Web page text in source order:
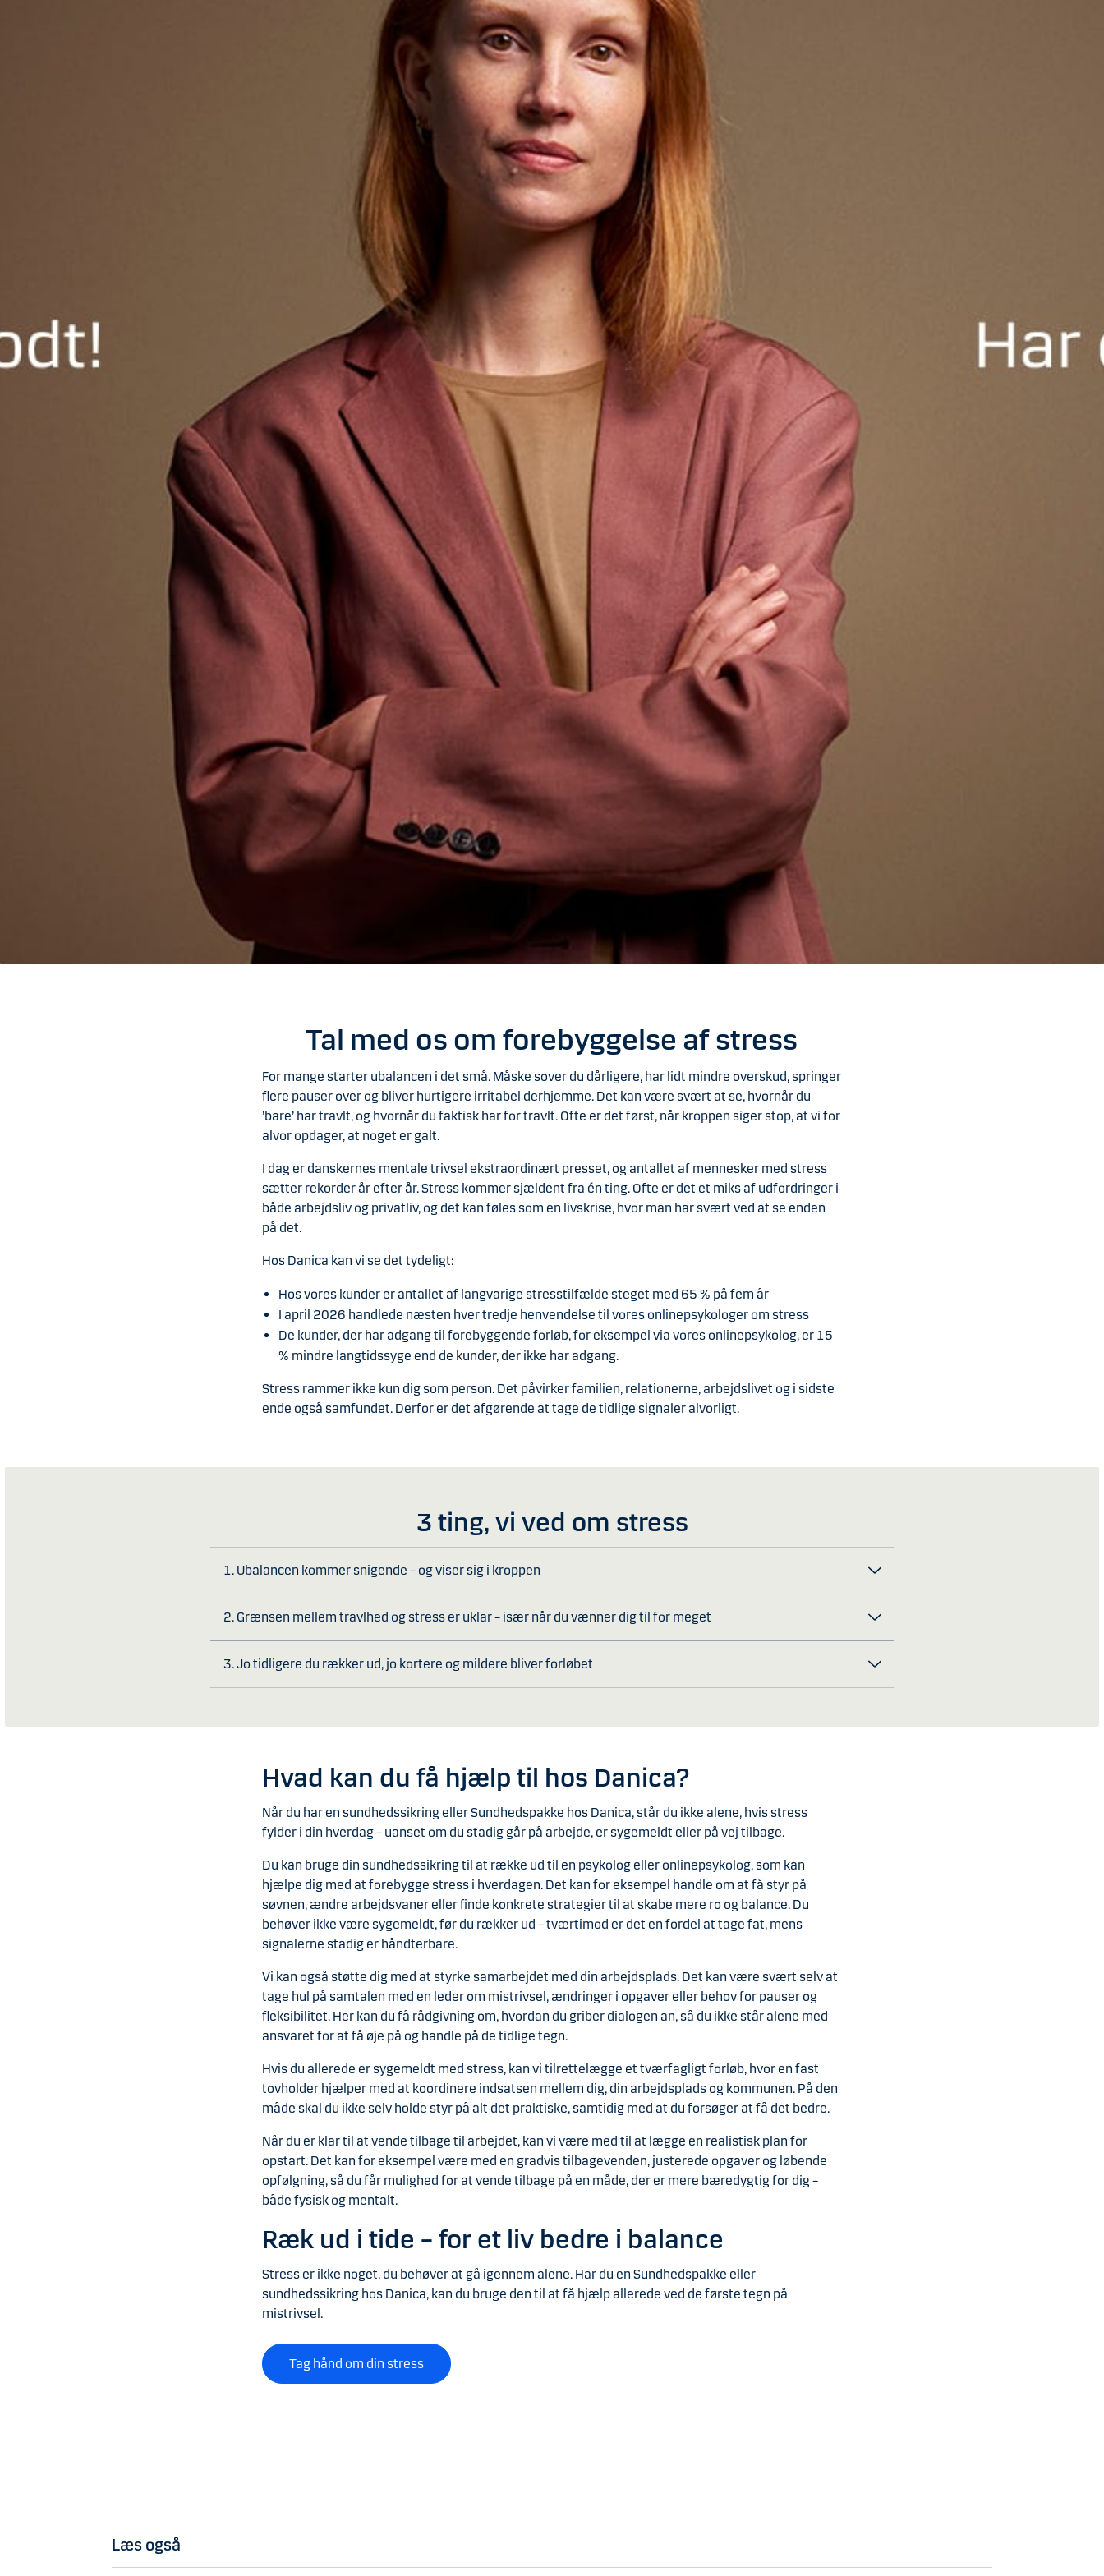
Tal med os om forebyggelse af stress
For mange starter ubalancen i det små. Måske sover du dårligere, har lidt mindre overskud, springer
flere pauser over og bliver hurtigere irritabel derhjemme. Det kan være svært at se, hvornår du
’bare’ har travlt, og hvornår du faktisk har for travlt. Ofte er det først, når kroppen siger stop, at vi for
alvor opdager, at noget er galt.
I dag er danskernes mentale trivsel ekstraordinært presset, og antallet af mennesker med stress
sætter rekorder år efter år. Stress kommer sjældent fra én ting. Ofte er det et miks af udfordringer i
både arbejdsliv og privatliv, og det kan føles som en livskrise, hvor man har svært ved at se enden
på det.
Hos Danica kan vi se det tydeligt:
Hos vores kunder er antallet af langvarige stresstilfælde steget med 65 % på fem år
I april 2026 handlede næsten hver tredje henvendelse til vores onlinepsykologer om stress
De kunder, der har adgang til forebyggende forløb, for eksempel via vores onlinepsykolog, er 15
% mindre langtidssyge end de kunder, der ikke har adgang.
Stress rammer ikke kun dig som person. Det påvirker familien, relationerne, arbejdslivet og i sidste
ende også samfundet. Derfor er det afgørende at tage de tidlige signaler alvorligt.
3 ting, vi ved om stress
1. Ubalancen kommer snigende – og viser sig i kroppen
2. Grænsen mellem travlhed og stress er uklar – især når du vænner dig til for meget
3. Jo tidligere du rækker ud, jo kortere og mildere bliver forløbet
Hvad kan du få hjælp til hos Danica?
Når du har en sundhedssikring eller Sundhedspakke hos Danica, står du ikke alene, hvis stress
fylder i din hverdag – uanset om du stadig går på arbejde, er sygemeldt eller på vej tilbage.
Du kan bruge din sundhedssikring til at række ud til en psykolog eller onlinepsykolog, som kan
hjælpe dig med at forebygge stress i hverdagen. Det kan for eksempel handle om at få styr på
søvnen, ændre arbejdsvaner eller finde konkrete strategier til at skabe mere ro og balance. Du
behøver ikke være sygemeldt, før du rækker ud – tværtimod er det en fordel at tage fat, mens
signalerne stadig er håndterbare.
Vi kan også støtte dig med at styrke samarbejdet med din arbejdsplads. Det kan være svært selv at
tage hul på samtalen med en leder om mistrivsel, ændringer i opgaver eller behov for pauser og
fleksibilitet. Her kan du få rådgivning om, hvordan du griber dialogen an, så du ikke står alene med
ansvaret for at få øje på og handle på de tidlige tegn.
Hvis du allerede er sygemeldt med stress, kan vi tilrettelægge et tværfagligt forløb, hvor en fast
tovholder hjælper med at koordinere indsatsen mellem dig, din arbejdsplads og kommunen. På den
måde skal du ikke selv holde styr på alt det praktiske, samtidig med at du forsøger at få det bedre.
Når du er klar til at vende tilbage til arbejdet, kan vi være med til at lægge en realistisk plan for
opstart. Det kan for eksempel være med en gradvis tilbagevenden, justerede opgaver og løbende
opfølgning, så du får mulighed for at vende tilbage på en måde, der er mere bæredygtig for dig –
både fysisk og mentalt.
Ræk ud i tide – for et liv bedre i balance
Stress er ikke noget, du behøver at gå igennem alene. Har du en Sundhedspakke eller
sundhedssikring hos Danica, kan du bruge den til at få hjælp allerede ved de første tegn på
mistrivsel.
Tag hånd om din stress
Læs også